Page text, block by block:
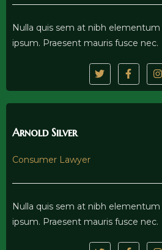
Nulla quis sem at nibh
ipsum. Praesent mauris fusce nec.
Arnold Silver
Consumer Lawyer
Nulla quis sem at nibh
ipsum. Praesent mauris fusce nec.